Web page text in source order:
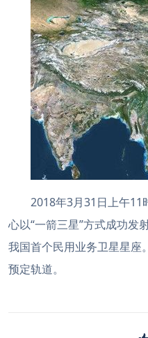
2018年3月31日上午11
心以“一箭三星”方式成功发
我国首个民用业务卫星星座
预定轨道。